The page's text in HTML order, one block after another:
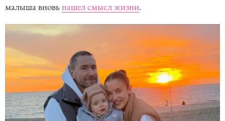
малыша вновь нашел смысл жизни.